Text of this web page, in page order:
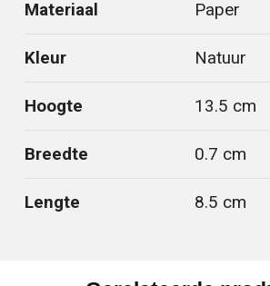
Materiaal Paper
Kleur Natuur
Hoogte 13.5 cm
Breedte 0.7 cm
Lengte 8.5 cm